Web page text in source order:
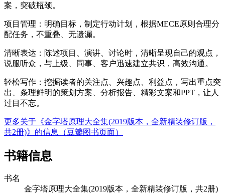
案，突破瓶颈。
项目管理：明确目标，制定行动计划，根据MECE原则合理分
配任务，不重叠、无遗漏。
清晰表达：陈述项目、演讲、讨论时，清晰呈现自己的观点，
说服听众，与上级、同事、客户迅速建立共识，高效沟通。
轻松写作：挖掘读者的关注点、兴趣点、利益点，写出重点突
出、条理鲜明的策划方案、分析报告、精彩文案和PPT，让人
过目不忘。
更多关于《金字塔原理大全集(2019版本，全新精装修订版，
共2册)》的信息（豆瓣图书页面）
书籍信息
书名
金字塔原理大全集(2019版本，全新精装修订版，共2册)